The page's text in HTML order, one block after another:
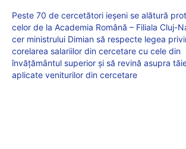
Peste 70 de cercetători ieșeni se alătură
celor de la Academia Română – Filiala Cluj-
cer ministrului Dimian să respecte legea
corelarea salariilor din cercetare cu cele din
învățământul superior și să revină asupra
aplicate veniturilor din cercetare